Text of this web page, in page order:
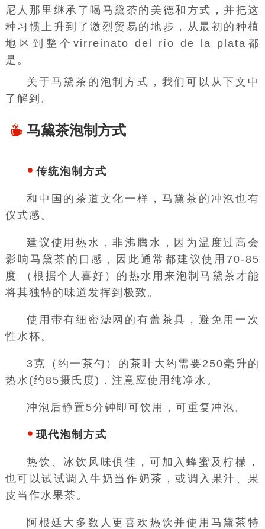
尼人那里继承了喝马黛茶的美德和方式，并把这
种习惯上升到了激烈贸易的地步，从最初的种植
地区到整个virreinato del río de la plata都
是。
关于马黛茶的泡制方式，我们可以从下文中
了解到。
马黛茶泡制方式
传统泡制方式
和中国的茶道文化 一样，马黛茶的冲泡也有
仪式感。
建议使用热水，非沸腾水，因为温度过高会
影响马黛茶的口感，因此通常都建议使用70-85
度 （根据个人喜好 ）的热水用来泡制马黛茶才能
将其独特的味道发挥到极致。
使用带有细密滤网的有盖茶具，避免用一次
性水杯。
3克（约一茶勺）的茶叶大约需要250毫升的
热水(约85摄氏度)，注意应使用纯净水。
冲泡后静置5分钟即可饮用，可重复冲泡。
现代泡制方式
热饮 、冰饮风味俱佳，可加入蜂蜜及柠檬，
也可以试试调入牛奶当作奶茶 ，或调入果汁、果
皮当作水果茶。
阿根廷大多数人更喜欢热饮并使用马黛茶特